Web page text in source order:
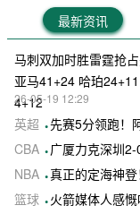
最新资讯
马刺双加时胜雷霆抢
亚马41+24 哈珀
4+12
26-05-19 12:29
英超
先赛5分领跑！阿
CBA
广厦力克深圳
NBA 真正的定海神登！
篮球
火箭媒体人感慨